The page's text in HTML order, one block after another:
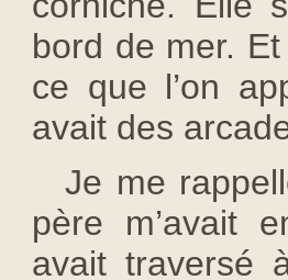
bord de mer.
ce que l’on
avait des
Je me
père m’avait
avait traversé